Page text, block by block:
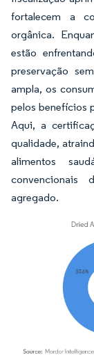
fortalecem a
orgânica.
estão
preservação
ampla, os
pelos benefícios
Aqui, a
qualidade,
alimentos
convencionais
agregado.